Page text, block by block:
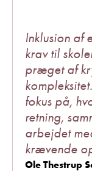
Inklusion af
krav til
præget af
fokus på,
retning,
arbejdet
krævende
Ole Thestrup